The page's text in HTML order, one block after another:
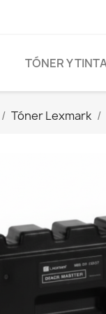
TÓNER Y
Tóner Lexmark